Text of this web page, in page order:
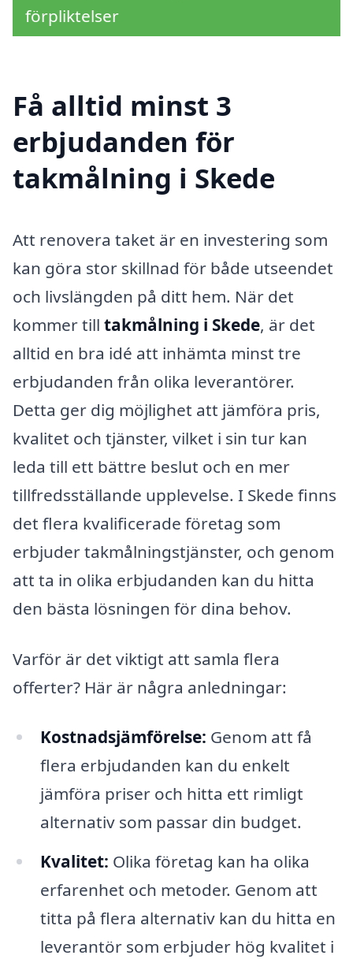
förpliktelser
Få alltid minst 3
erbjudanden för
takmålning i Skede
Att renovera taket är en investering som
kan göra stor skillnad för både utseendet
och livslängden på ditt hem. När det
kommer till takmålning i Skede, är det
alltid en bra idé att inhämta minst tre
erbjudanden från olika leverantörer.
Detta ger dig möjlighet att jämföra pris,
kvalitet och tjänster, vilket i sin tur kan
leda till ett bättre beslut och en mer
tillfredsställande upplevelse. I Skede finns
det flera kvalificerade företag som
erbjuder takmålningstjänster, och genom
att ta in olika erbjudanden kan du hitta
den bästa lösningen för dina behov.
Varför är det viktigt att samla flera
offerter? Här är några anledningar:
Kostnadsjämförelse: Genom att få
flera erbjudanden kan du enkelt
jämföra priser och hitta ett rimligt
alternativ som passar din budget.
Kvalitet: Olika företag kan ha olika
erfarenhet och metoder. Genom att
titta på flera alternativ kan du hitta en
leverantör som erbjuder hög kvalitet i